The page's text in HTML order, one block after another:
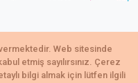
markadır.
ile korunmaktadır.
Web sitesinde
etmiş sayılırsınız. Çerez
bilgi almak için lütfen ilgili